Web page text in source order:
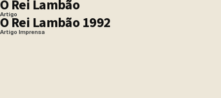
O Rei Lambão
Artigo
O Rei Lambão 1992
Artigo Imprensa